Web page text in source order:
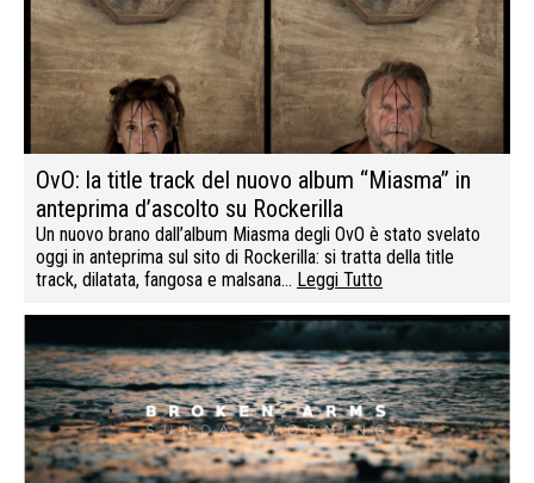
OvO: la title track del nuovo album “Miasma” in
anteprima d’ascolto su Rockerilla
Un nuovo brano dall’album Miasma degli OvO è stato svelato
oggi in anteprima sul sito di Rockerilla: si tratta della title
track, dilatata, fangosa e malsana… Leggi Tutto